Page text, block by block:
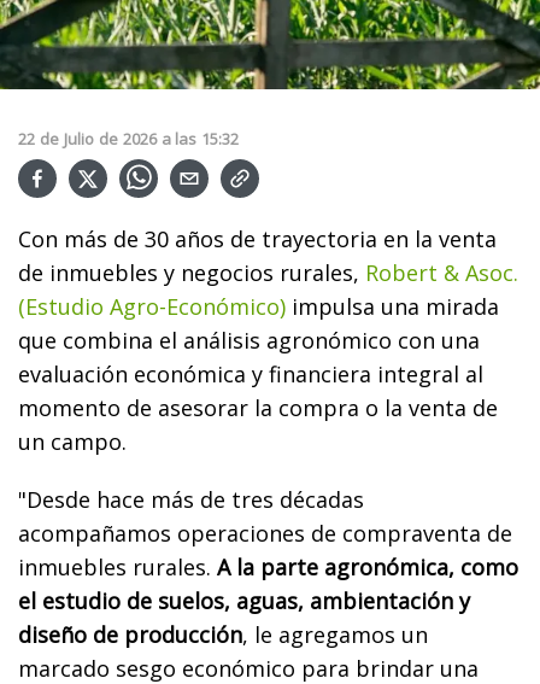
22 de Julio de 2026 a las 15:32
Con más de 30 años de trayectoria en la venta
de inmuebles y negocios rurales, Robert & Asoc.
(Estudio Agro-Económico) impulsa una mirada
que combina el análisis agronómico con una
evaluación económica y financiera integral al
momento de asesorar la compra o la venta de
un campo.
"Desde hace más de tres décadas
acompañamos operaciones de compraventa de
inmuebles rurales. A la parte agronómica, como
el estudio de suelos, aguas, ambientación y
diseño de producción, le agregamos un
marcado sesgo económico para brindar una